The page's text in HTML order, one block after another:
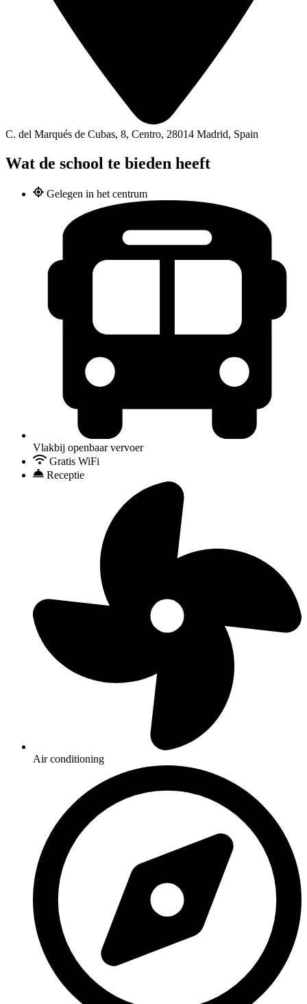
C. del Marqués de Cubas, 8, Centro, 28014 Madrid, Spain
Wat de school te bieden heeft
Gelegen in het centrum
Vlakbij openbaar vervoer
Gratis WiFi
Receptie
Air conditioning